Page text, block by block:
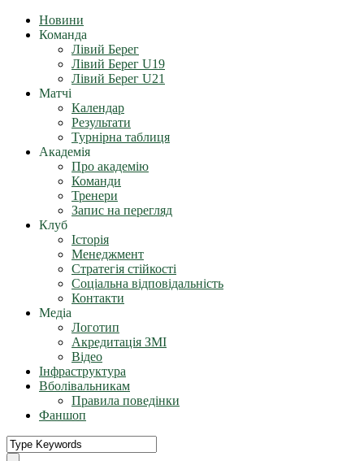
Новини
Команда
Лівий Берег
Лівий Берег U19
Лівий Берег U21
Матчі
Календар
Результати
Турнірна таблиця
Академія
Про академію
Команди
Тренери
Запис на перегляд
Клуб
Історія
Менеджмент
Стратегія стійкості
Соціальна відповідальність
Контакти
Медіа
Логотип
Акредитація ЗМІ
Відео
Інфраструктура
Вболівальникам
Правила поведінки
Фаншоп